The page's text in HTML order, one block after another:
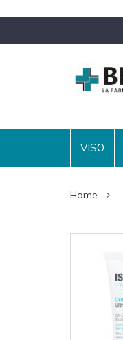
VISO
Home